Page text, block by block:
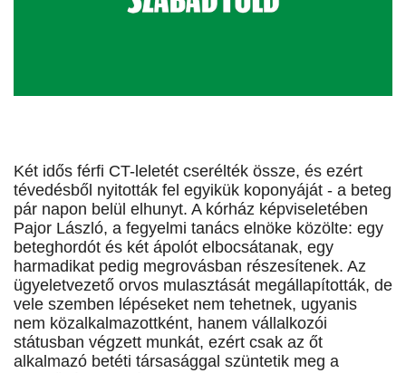
Két idős férfi CT-leletét cserélték össze, és ezért
tévedésből nyitották fel egyikük koponyáját - a beteg
pár napon belül elhunyt. A kórház képviseletében
Pajor László, a fegyelmi tanács elnöke közölte: egy
beteghordót és két ápolót elbocsátanak, egy
harmadikat pedig megrovásban részesítenek. Az
ügyeletvezető orvos mulasztását megállapították, de
vele szemben lépéseket nem tehetnek, ugyanis
nem közalkalmazottként, hanem vállalkozói
státusban végzett munkát, ezért csak az őt
alkalmazó betéti társasággal szüntetik meg a